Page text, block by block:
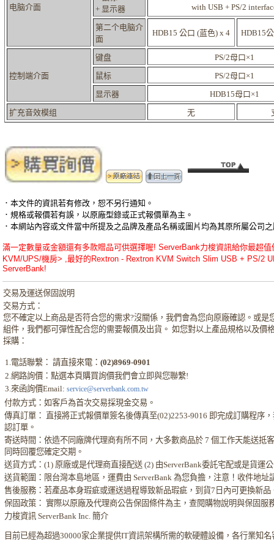
电脑介面
+ 显示器
with USB + PS/2
第二个电脑介
面
HDB15 公口 (蓝色) x 4 HDB15
控制端介面
键盘
PS/2母口×1
鼠标
PS/2母口×1
显示器
HDB15母口×1
扩充音效模组
无
．本文件的資訊若有修改，恕不另行通知。
．規格或報價若有誤，以原廠型錄或正式報價單為主。
．本網站內容或文件當中所提及之品牌及產品名稱或圖片均為其原所屬公司
滿一定數量或金額還有多款贈品可供選擇喔! ServerBank力梭資訊給你最超值
KVM/UPS/機房> ,最好的Rextron - Rextron KVM Switch Slim USB + PS/2
ServerBank!
交易及運送保固說明
交易方式：
您不確定以上商品是否符合您的需求?沒關係，我們會為您向原廠確認。或是
組件，我們都可彈性配合您的需要報價及出貨。 如您對以上產品規格以及價
採購：
1.電話聯繫： 請直接來電：(02)8969-0901
2.網路詢價：點選本頁購買詢價我們會立即與您聯繫!
3.來函詢價Email: service@serverbank.com.tw
付款方式：如客戶為首次交易採現金交易。
傳真訂單： 直接將正式報價單簽名後傳真至(02)2253-9016 即完成訂購程序
認訂單。
寄送時間：依造不同廠牌代理商有所不同，大多數商品於 7 個工作天能送抵
同時回覆您確定交期。
送貨方式：(1) 原廠或是代理商直接配送 (2) 由ServerBank委託宅配或是貨運
送貨範圍：限台灣本島地區，運費由 ServerBank 為您負擔，注意！收件地址
售後服務：若產品本身瑕疵或運送過程導致新品瑕疵，到貨7日內可更換新品
保固政策： 實際以原廠及代理商公告保固條件為主，查閱購物說明與保固服
力梭資訊 ServerBank Inc. 簡介
目前已經為超過30000家企業提供IT資訊架構所需的軟硬體設備，各行業知名